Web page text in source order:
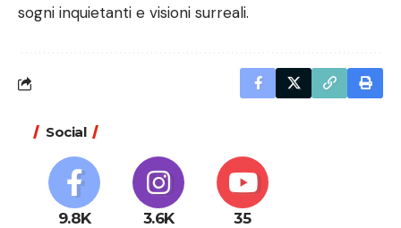
sogni inquietanti e visioni surreali.
Social
9.8K 3.6K 35